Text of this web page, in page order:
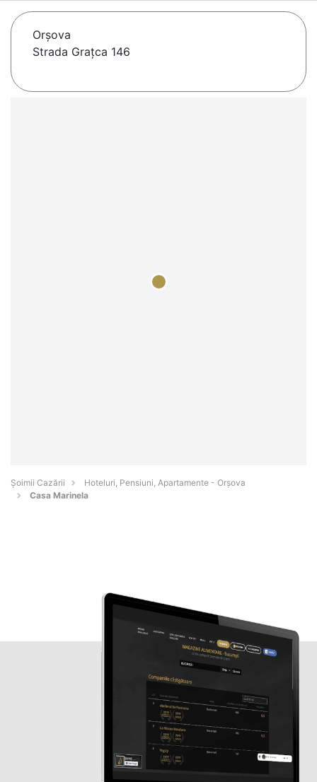
Orşova
Strada Graţca 146
Șoimii Cazării
Hoteluri, Pensiuni, Apartamente - Orşova
Casa Marinela